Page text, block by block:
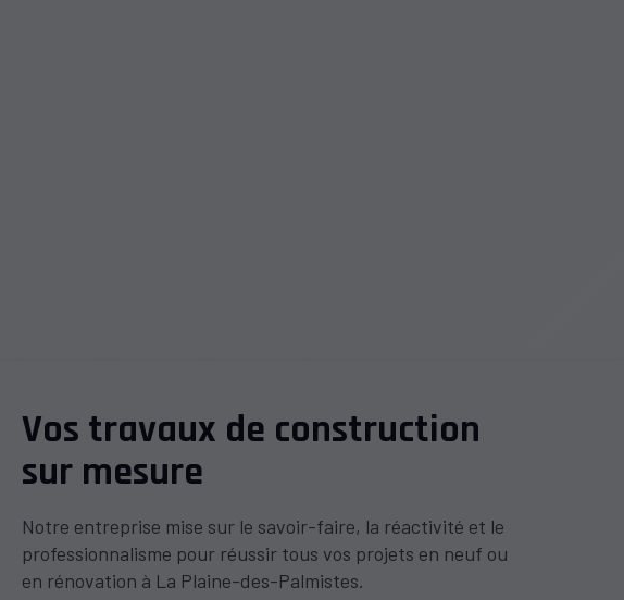
Vos travaux de construction
sur mesure
Notre entreprise mise sur le savoir-faire, la réactivité et le
professionnalisme pour réussir tous vos projets en neuf ou
en rénovation à La Plaine-des-Palmistes.